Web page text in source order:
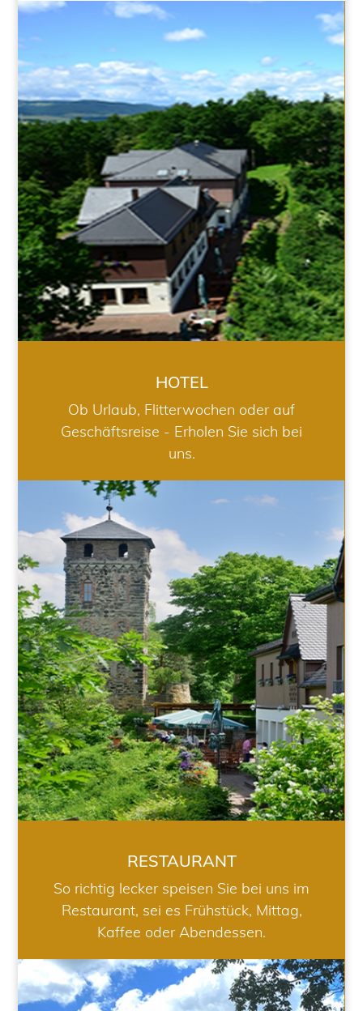
HOTEL
HOTEL
Ob Urlaub, Flitterwochen oder auf
Geschäftsreise - Erholen Sie sich bei
uns.
RESTAURANT
RESTAURANT
So richtig lecker speisen Sie bei uns im
Restaurant, sei es Frühstück, Mittag,
Kaffee oder Abendessen.